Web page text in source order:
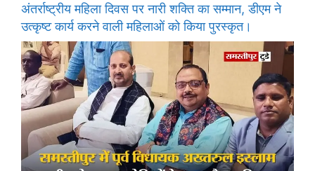
अंतर्राष्ट्रीय महिला दिवस पर नारी शक्ति का सम्मान, डीएम ने
उत्कृष्ट कार्य करने वाली महिलाओं को किया पुरस्कृत।